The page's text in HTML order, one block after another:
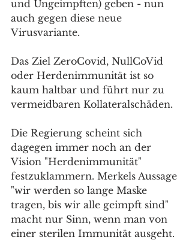
und Ungeimpften) geben - nun
auch gegen diese neue
Virusvariante.
Das Ziel ZeroCovid, NullCoVid
oder Herdenimmunität ist so
kaum haltbar und führt nur zu
vermeidbaren Kollateralschäden.
Die Regierung scheint sich
dagegen immer noch an der
Vision "Herdenimmunität"
festzuklammern. Merkels Aussage
"wir werden so lange Maske
tragen, bis wir alle geimpft sind"
macht nur Sinn, wenn man von
einer sterilen Immunität ausgeht.